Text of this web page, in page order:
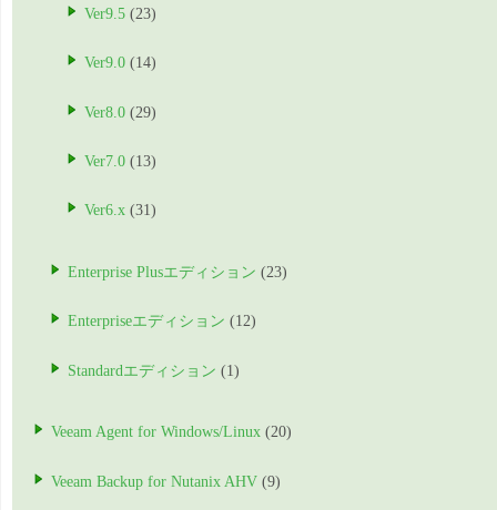
Ver9.5 (23)
Ver9.0 (14)
Ver8.0 (29)
Ver7.0 (13)
Ver6.x (31)
Enterprise Plusエディション (23)
Enterpriseエディション (12)
Standardエディション (1)
Veeam Agent for Windows/Linux (20)
Veeam Backup for Nutanix AHV (9)